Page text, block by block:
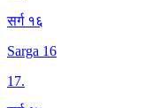
सर्ग १६
Sarga 16
17.